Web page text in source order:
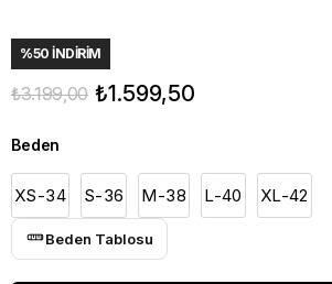
%50 İNDIRIM
₺3.199,00 ₺1.599,50
Beden
XS-34 S-36 M-38 L-40 XL-42
Beden Tablosu